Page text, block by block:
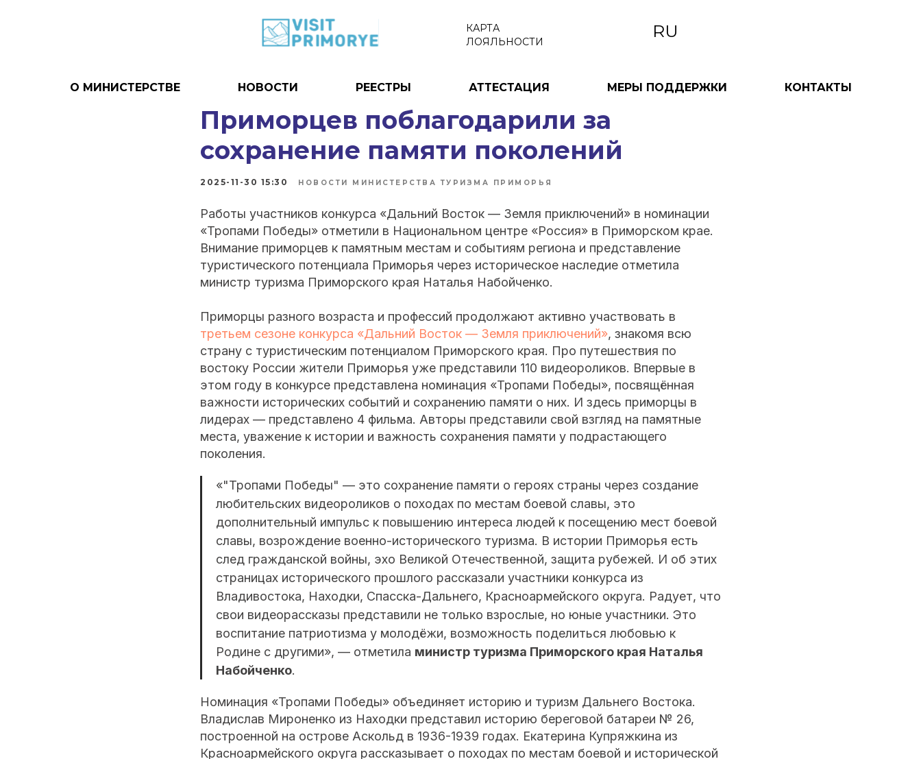
RU
КАРТА
ЛОЯЛЬНОСТИ
О МИНИСТЕРСТВЕ НОВОСТИ РЕЕСТРЫ АТТЕСТАЦИЯ МЕРЫ ПОДДЕРЖКИ КОНТАКТЫ
Приморцев поблагодарили за
сохранение памяти поколений
2025-11-30 15:30 НОВОСТИ МИНИСТЕРСТВА ТУРИЗМА ПРИМОРЬЯ
Работы участников конкурса «Дальний Восток — Земля приключений» в номинации
«Тропами Победы» отметили в Национальном центре «Россия» в Приморском крае.
Внимание приморцев к памятным местам и событиям региона и представление
туристического потенциала Приморья через историческое наследие отметила
министр туризма Приморского края Наталья Набойченко.
Приморцы разного возраста и профессий продолжают активно участвовать в
третьем сезоне конкурса «Дальний Восток — Земля приключений», знакомя всю
страну с туристическим потенциалом Приморского края. Про путешествия по
востоку России жители Приморья уже представили 110 видеороликов. Впервые в
этом году в конкурсе представлена номинация «Тропами Победы», посвящённая
важности исторических событий и сохранению памяти о них. И здесь приморцы в
лидерах — представлено 4 фильма. Авторы представили свой взгляд на памятные
места, уважение к истории и важность сохранения памяти у подрастающего
поколения.
«"Тропами Победы" — это сохранение памяти о героях страны через создание
любительских видеороликов о походах по местам боевой славы, это
дополнительный импульс к повышению интереса людей к посещению мест боевой
славы, возрождение военно-исторического туризма. В истории Приморья есть
след гражданской войны, эхо Великой Отечественной, защита рубежей. И об этих
страницах исторического прошлого рассказали участники конкурса из
Владивостока, Находки, Спасска-Дальнего, Красноармейского округа. Радует, что
свои видеорассказы представили не только взрослые, но юные участники. Это
воспитание патриотизма у молодёжи, возможность поделиться любовью к
Родине с другими», — отметила министр туризма Приморского края Наталья
Набойченко.
Номинация «Тропами Победы» объединяет историю и туризм Дальнего Востока.
Владислав Мироненко из Находки представил историю береговой батареи № 26,
построенной на острове Аскольд в 1936-1939 годах. Екатерина Купряжкина из
Красноармейского округа рассказывает о походах по местам боевой и исторической